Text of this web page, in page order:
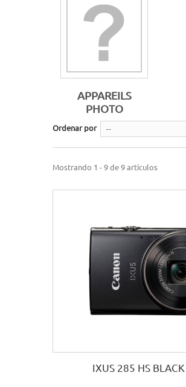
APPAREILS
PHOTO
Ordenar por --
Mostrando 1 - 9 de 9 artículos
IXUS 285 HS